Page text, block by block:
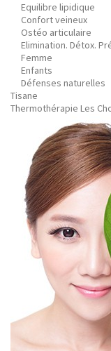
Equilibre lipidique
Confort veineux
Ostéo articulaire
Elimination. Détox.
Femme
Enfants
Défenses naturelles
Tisane
Thermothérapie Les